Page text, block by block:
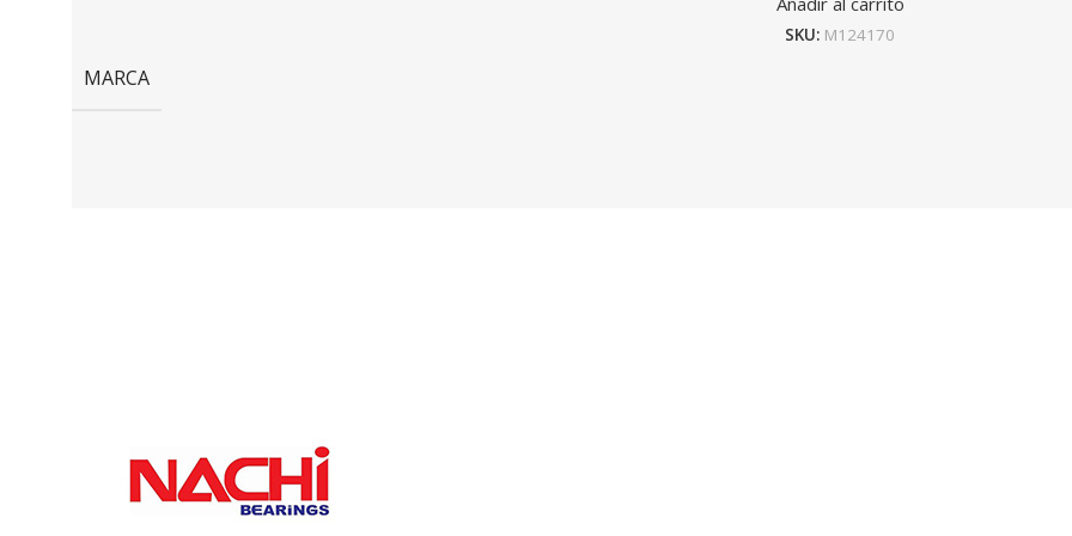
SKU: M124170
MARCA